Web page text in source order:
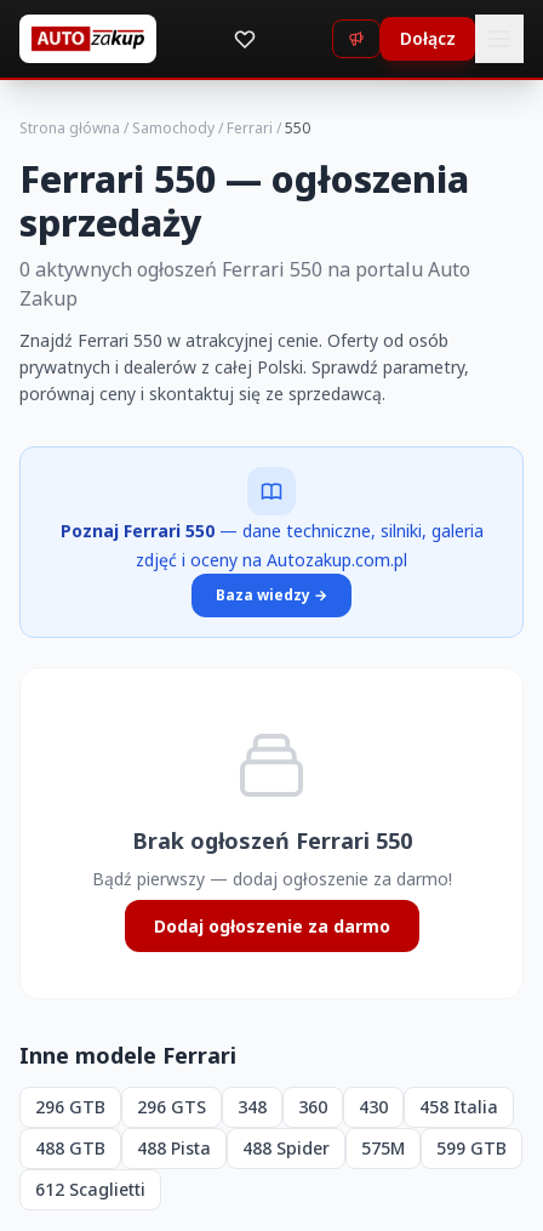
Dołącz
Strona główna / Samochody/ Ferrari /550
Ferrari 550 — ogłoszenia
sprzedaży
0 aktywnych ogłoszeń Ferrari 550 na portalu Auto
Zakup
Znajdź Ferrari 550 w atrakcyjnej cenie. Oferty od osób
prywatnych i dealerów z całej Polski. Sprawdź parametry,
porównaj ceny i skontaktuj się ze sprzedawcą.
Poznaj Ferrari 550 — dane techniczne, silniki, galeria
zdjęć i oceny na Autozakup.com.pl
Baza wiedzy →
Brak ogłoszeń Ferrari 550
Bądź pierwszy — dodaj ogłoszenie za darmo!
Dodaj ogłoszenie za darmo
Inne modele Ferrari
296 GTB 296 GTS 348 360 430
458 Italia
488 GTB
488 Pista 488 Spider 575M
599 GTB
612 Scaglietti